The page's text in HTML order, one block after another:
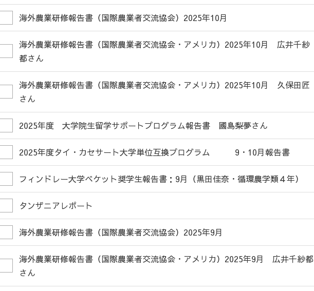
海外農業研修報告書（国際農業者交流協会）2025年10月
海外農業研修報告書（国際農業者交流協会・アメリカ）2025年10月 広井千紗
都さん
海外農業研修報告書（国際農業者交流協会・アメリカ）2025年10月 久保田匠
さん
2025年度 大学院生留学サポートプログラム報告書 國島梨夢さん
2025年度タイ・カセサート大学単位互換プログラム 9・10月報告書
フィンドレー大学ベケット奨学生報告書：9月（黒田佳奈・循環農学類４年）
タンザニアレポート
海外農業研修報告書（国際農業者交流協会）2025年9月
海外農業研修報告書（国際農業者交流協会・アメリカ）2025年9月 広井千紗都
さん